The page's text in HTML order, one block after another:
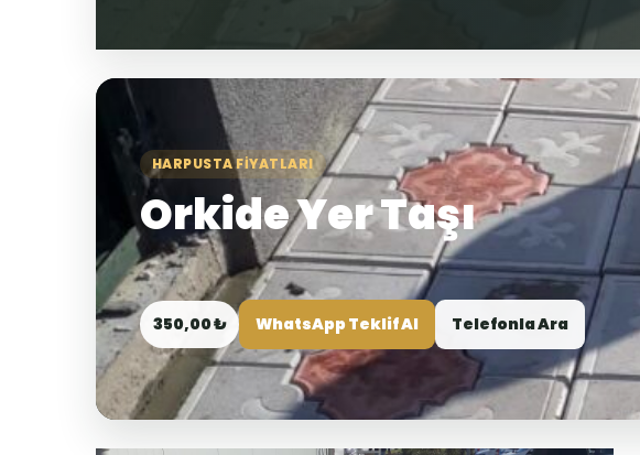
HARPUSTA FIYATLARI
Orkide Yer Taşı
350,00 ₺ WhatsApp Teklif Al Telefonla Ara